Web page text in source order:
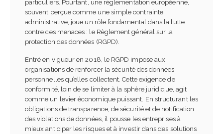
particuliers. Pourtant, une réglementation européenne,
souvent perçue comme une simple contrainte
administrative, joue un rôle fondamental dans la lutte
contre ces menaces : le Règlement général sur la
protection des données (RGPD).
Entré en vigueur en 2018, le RGPD impose aux
organisations de renforcer la sécurité des données
personnelles qu’elles collectent. Cette exigence de
conformité, loin de se limiter à la sphère juridique, agit
comme un levier économique puissant. En structurant les
obligations de transparence, de sécurité et de notification
des violations de données, il pousse les entreprises à
mieux anticiper les risques et à investir dans des solutions
IA en entreprise et
formation des équipes :
pourquoi former ses
collaborateurs est devenu
indispensable
Référent handicap en
entreprise : rôle,
et obligations
24 juin 2026
Référent harcèlement